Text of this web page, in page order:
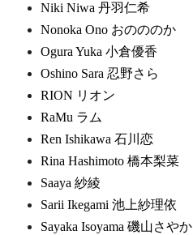
Niki Niwa 丹羽仁希
Nonoka Ono おのののか
Ogura Yuka 小倉優香
Oshino Sara 忍野さら
RION リオン
RaMu ラム
Ren Ishikawa 石川恋
Rina Hashimoto 橋本梨菜
Saaya 紗綾
Sarii Ikegami 池上紗理依
Sayaka Isoyama 磯山さやか